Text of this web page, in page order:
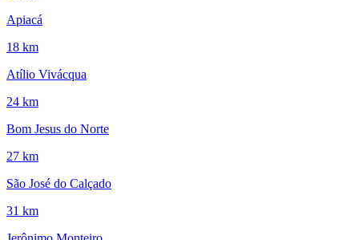
Apiacá
18 km
Atílio Vivácqua
24 km
Bom Jesus do Norte
27 km
São José do Calçado
31 km